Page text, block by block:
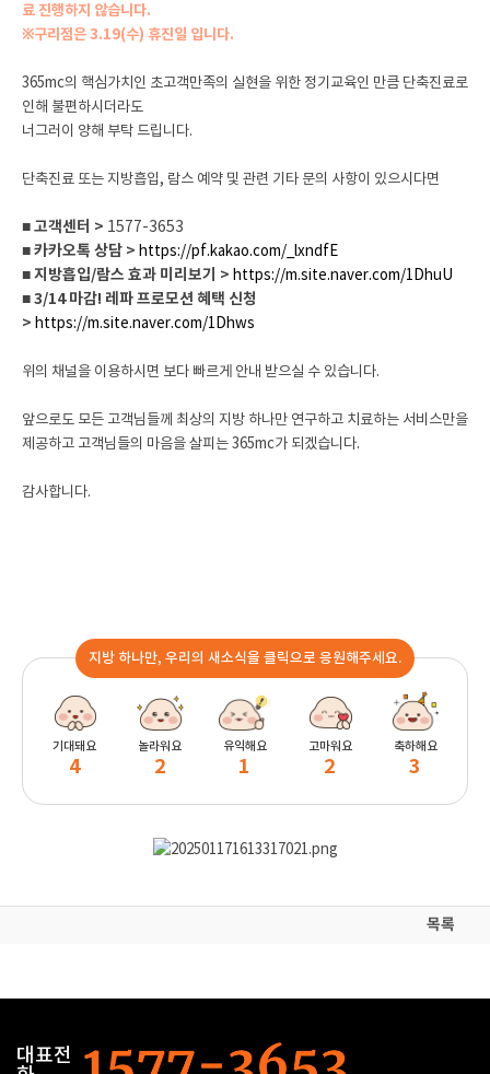
료 진행하지 않습니다.
※구리점은 3.19(수) 휴진일 입니다.
365mc의 핵심가치인 초고객만족의 실현을 위한 정기교육인 만큼 단축진료로
인해 불편하시더라도
너그러이 양해 부탁 드립니다.
단축진료 또는 지방흡입, 람스 예약 및 관련 기타 문의 사항이 있으시다면
■ 고객센터 > 1577-3653
■ 카카오톡 상담 > https://pf.kakao.com/_lxndfE
■ 지방흡입/람스 효과 미리보기 > https://m.site.naver.com/1DhuU
■ 3/14 마감! 레파 프로모션 혜택 신청
> https://m.site.naver.com/1Dhws
위의 채널을 이용하시면 보다 빠르게 안내 받으실 수 있습니다.
앞으로도 모든 고객님들께 최상의 지방 하나만 연구하고 치료하는 서비스만을
제공하고 고객님들의 마음을 살피는 365mc가 되겠습니다.
감사합니다.
지방 하나만, 우리의 새소식을 클릭으로 응원해주세요.
기대돼요
4
놀라워요
2
유익해요
1
고마워요
2
축하해요
3
목록
대표전